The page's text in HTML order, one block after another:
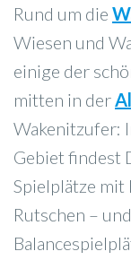
Rund um die
Wiesen und
einige der
mitten in der
Wakenitzufer:
Gebiet findest
Spielplätze mit
Rutschen –